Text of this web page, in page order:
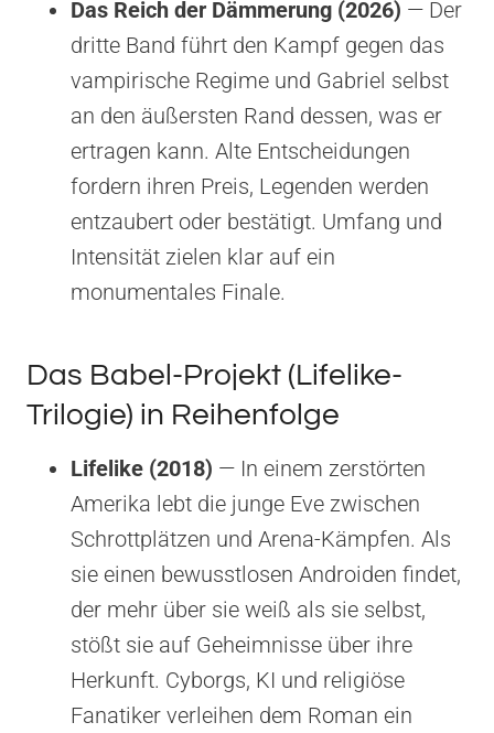
Das Reich der Dämmerung (2026) — Der
dritte Band führt den Kampf gegen das
vampirische Regime und Gabriel selbst
an den äußersten Rand dessen, was er
ertragen kann. Alte Entscheidungen
fordern ihren Preis, Legenden werden
entzaubert oder bestätigt. Umfang und
Intensität zielen klar auf ein
monumentales Finale.
Das Babel-Projekt (Lifelike-
Trilogie) in Reihenfolge
Lifelike (2018) — In einem zerstörten
Amerika lebt die junge Eve zwischen
Schrottplätzen und Arena-Kämpfen. Als
sie einen bewusstlosen Androiden findet,
der mehr über sie weiß als sie selbst,
stößt sie auf Geheimnisse über ihre
Herkunft. Cyborgs, KI und religiöse
Fanatiker verleihen dem Roman ein